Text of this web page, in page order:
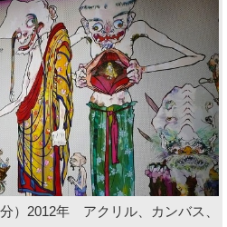
）2012年 アクリル、カンバス、